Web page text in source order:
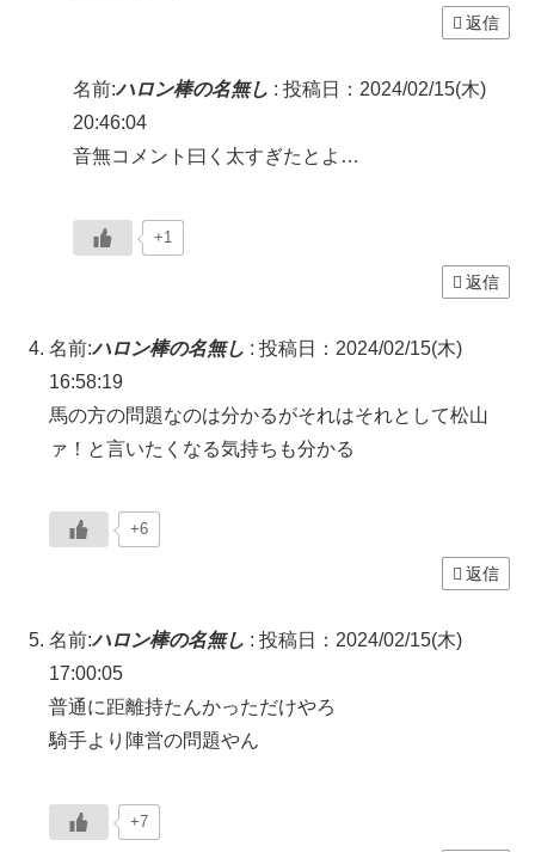
返信
名前:ハロン棒の名無し : 投稿日：2024/02/15(木)
20:46:04
音無コメント曰く太すぎたとよ…
+1
返信
名前:ハロン棒の名無し : 投稿日：2024/02/15(木)
16:58:19
馬の方の問題なのは分かるがそれはそれとして松山
ァ！と言いたくなる気持ちも分かる
+6
返信
名前:ハロン棒の名無し : 投稿日：2024/02/15(木)
17:00:05
普通に距離持たんかっただけやろ
騎手より陣営の問題やん
+7